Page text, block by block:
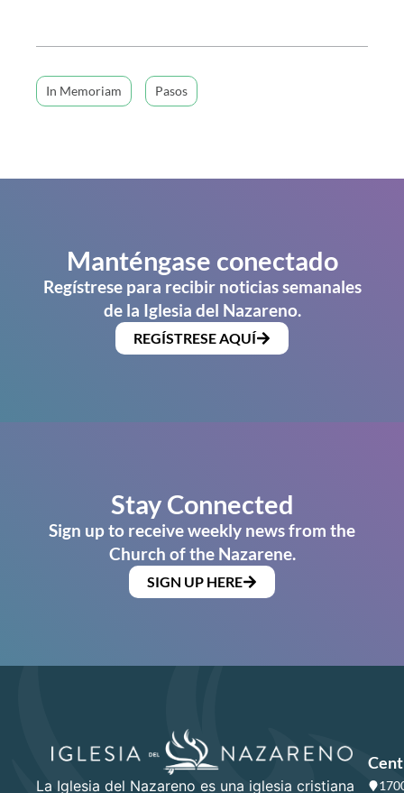
In Memoriam Pasos
Manténgase conectado
Regístrese para recibir noticias semanales
de la Iglesia del Nazareno.
REGÍSTRESE AQUÍ
Stay Connected
Sign up to receive weekly news from the
Church of the Nazarene.
SIGN UP HERE
La Iglesia del Nazareno es una iglesia cristiana